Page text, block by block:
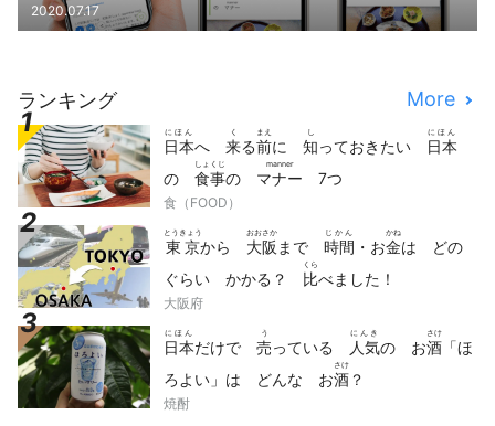
2020.07.17
ランキング More
日本
にほん
へ 来
く
る前
まえ
に 知
し
っておきたい 日本
にほん
の 食事
しょくじ
の マナー
manner
7つ
食（FOOD）
東京
とうきょう
から 大阪
おおさか
まで 時間
じかん
・お金
かね
は どの
ぐらい かかる？ 比
くら
べました！
大阪府
日本
にほん
だけで 売
う
っている 人気
にんき
の お酒
さけ
「ほ
ろよい」は どんな お酒
さけ
？
焼酎